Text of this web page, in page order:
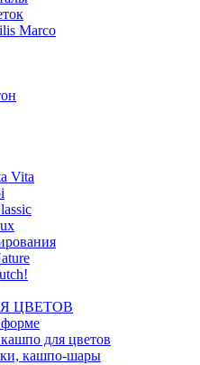
Marco
Vita
ЦВЕТОВ
для цветов
кашпо-шары